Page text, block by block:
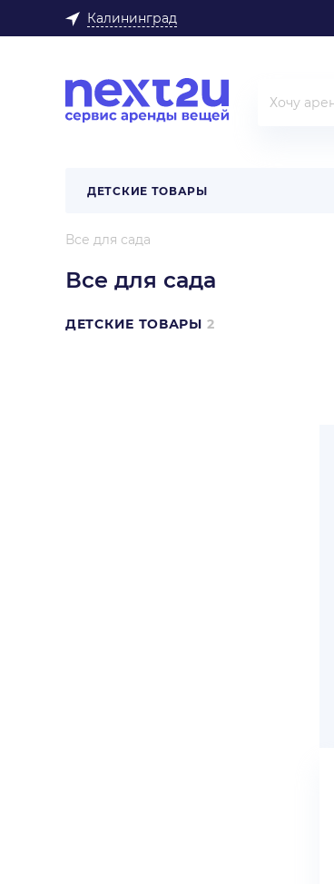
Калининград
ДЕТСКИЕ ТОВАРЫ
Все для сада
Все для сада
ДЕТСКИЕ ТОВАРЫ 2